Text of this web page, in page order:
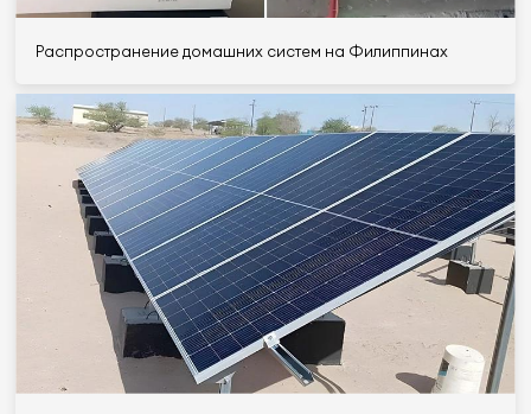
Распространение домашних систем на Филиппинах